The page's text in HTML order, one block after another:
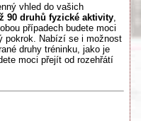
vhled do vašich
90 druhů fyzické aktivity
případech budete moci
pokrok. Nabízí se i možnost
druhy tréninku, jako je
moci přejít od rozehřátí